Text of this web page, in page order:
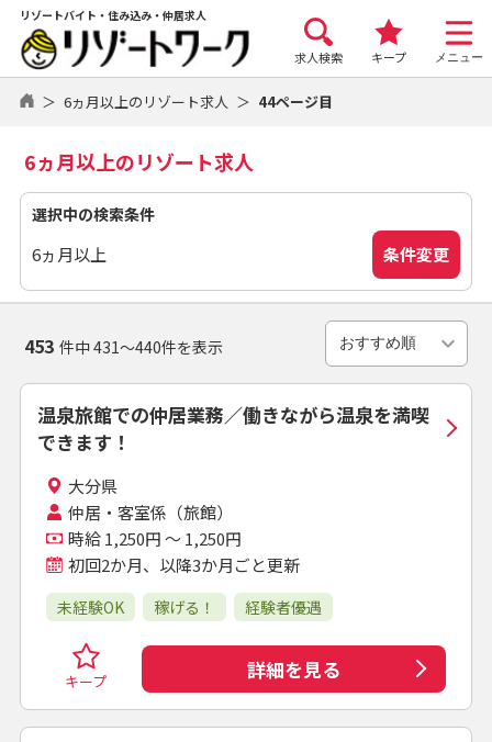
リゾートバイト・住み込み・仲居求人
求人検索 キープ メニュー
6ヵ月以上のリゾート求人 44ページ目
6ヵ月以上のリゾート求人
選択中の検索条件
6ヵ月以上 条件変更
453 件中 431～440件を表示
温泉旅館での仲居業務／働きながら温泉を満喫
できます！
大分県
仲居・客室係（旅館）
時給 1,250円 ～ 1,250円
初回2か月、以降3か月ごと更新
未経験OK 稼げる！ 経験者優遇
キープ 詳細を見る